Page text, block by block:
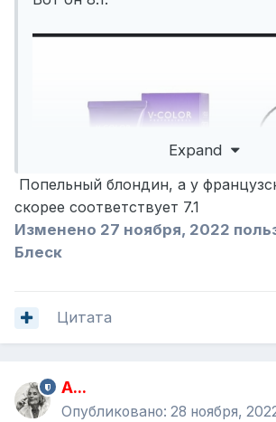
Expand
Попельный блондин, а у
скорее соответствует 7.1
Изменено 27 ноября, 2022
Блеск
Цитата
A...
Опубликовано: 28 ноября,